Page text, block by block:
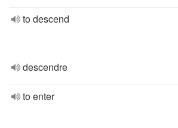
to descend
descendre
to enter